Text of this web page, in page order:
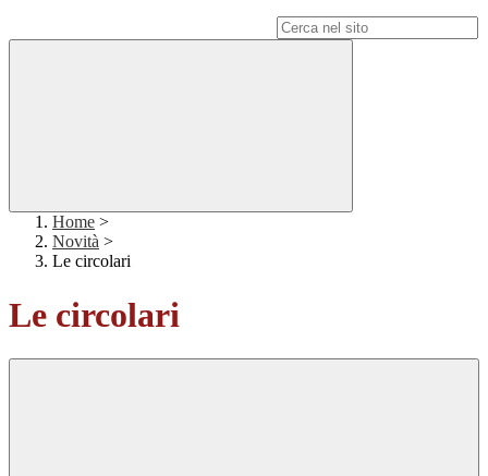
Home >
Novità >
Le circolari
Le circolari